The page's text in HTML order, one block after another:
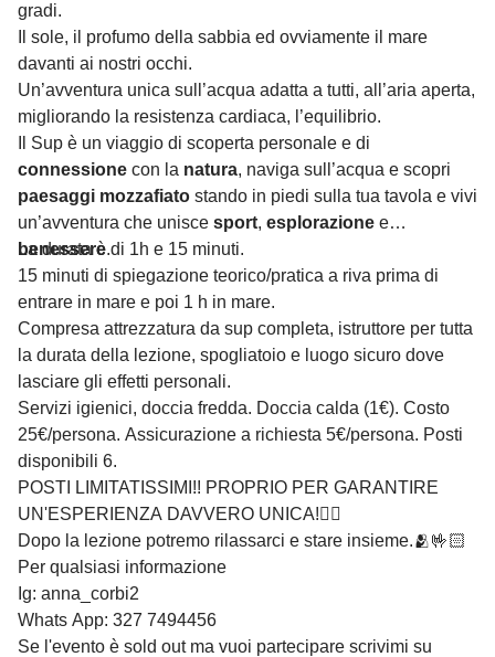
gradi.
Il sole, il profumo della sabbia ed ovviamente il mare
davanti ai nostri occhi.
Un’avventura unica sull’acqua adatta a tutti, all’aria aperta,
migliorando la resistenza cardiaca, l’equilibrio.
Il Sup è un viaggio di scoperta personale e di
connessione con la natura, naviga sull’acqua e scopri
paesaggi mozzafiato stando in piedi sulla tua tavola e vivi
un’avventura che unisce sport, esplorazione e
benessere.
La durata è di 1h e 15 minuti.
15 minuti di spiegazione teorico/pratica a riva prima di
entrare in mare e poi 1 h in mare.
Compresa attrezzatura da sup completa, istruttore per tutta
la durata della lezione, spogliatoio e luogo sicuro dove
lasciare gli effetti personali.
Servizi igienici, doccia fredda. Doccia calda (1€). Costo
25€/persona. Assicurazione a richiesta 5€/persona. Posti
disponibili 6.
POSTI LIMITATISSIMI!! PROPRIO PER GARANTIRE
UN'ESPERIENZA DAVVERO UNICA!🏄‍♀️
Dopo la lezione potremo rilassarci e stare insieme.🫂🤟🏻
Per qualsiasi informazione
Ig: anna_corbi2
Whats App: 327 7494456
Se l'evento è sold out ma vuoi partecipare scrivimi su